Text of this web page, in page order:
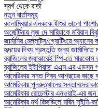
স্বর্গ থেকে বার্তা
নতুন বার্তাসমূহ
কলোম্বিয়ার এনককে যীশুর ভালো পাশোর
অর্জেন্টিনায় লুজ দে মারিয়াকে মরিয়ান
জার্মানির মেল্লাট্‌স/গ্যোটিংয়ে অ্যানের
হৃদয়ের দিব্য প্রস্তুতি জন্য জার্মানিতে
ব্রাজিলের জ্যাকারেই স্পি-তে মারকোস
ব্রাজিলের ইটাপিরাঙ্গা এএম-এর এডসন
আমেরিকায় সন্ত দিব্য আশ্রয়ের কাছে
আমেরিকায় পুনরুত্থানের সন্তানদের
আমেরিকার রোচেস্টার এনওয়াই-এর জন
আমেরিকার নর্থ রিজভিলে মরিন সুইনি-